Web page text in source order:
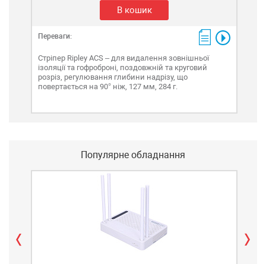
В кошик
Переваги:
Стріпер Ripley ACS – для видалення зовнішньої
ізоляції та гофроброні, поздовжній та круговий
розріз, регулювання глибини надрізу, що
повертається на 90° ніж, 127 мм, 284 г.
Популярне обладнання